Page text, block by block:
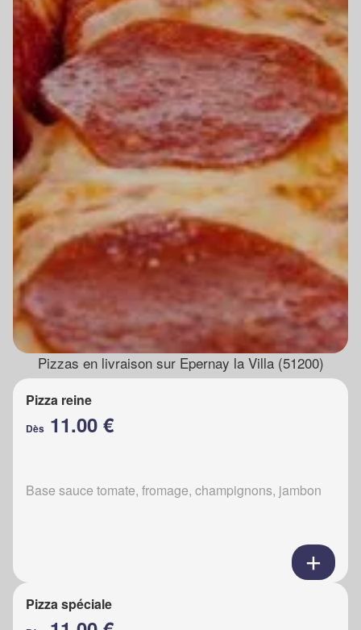
Pizzas en livraison sur Epernay la Villa (51200)
Pizza reine
Dès 11.00 €
Base sauce tomate, fromage, champignons, jambon
Pizza spéciale